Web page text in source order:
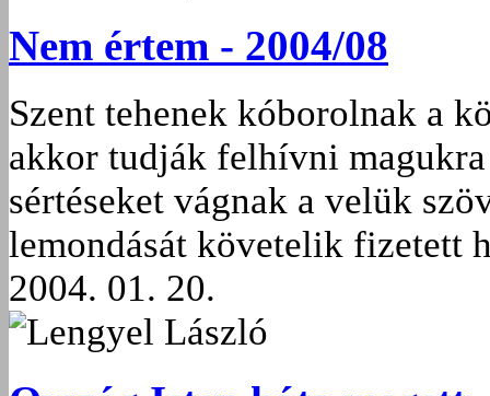
Nem értem - 2004/08
Szent tehenek kóborolnak a
akkor tudják felhívni
sértéseket vágnak a velük
lemondását követelik fizetett
2004. 01. 20.
Lengyel László